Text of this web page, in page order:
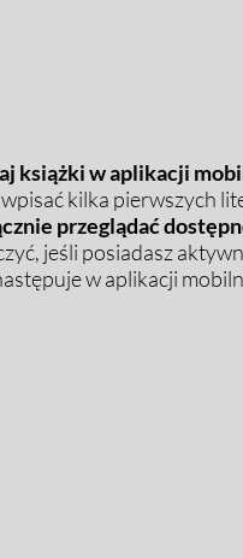
książki w aplikacji
kilka pierwszych
przeglądać
jeśli posiadasz
w aplikacji